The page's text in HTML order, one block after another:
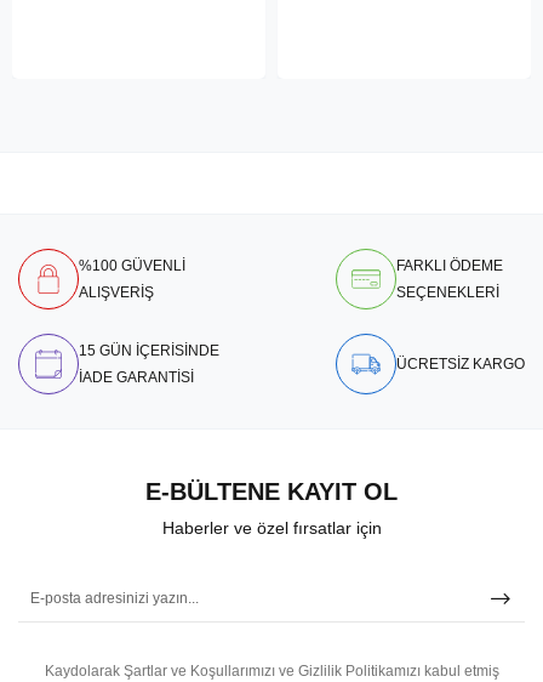
%100 GÜVENLİ
ALIŞVERİŞ
FARKLI ÖDEME
SEÇENEKLERİ
15 GÜN İÇERİSİNDE
İADE GARANTİSİ
ÜCRETSİZ KARGO
E-BÜLTENE KAYIT OL
Haberler ve özel fırsatlar için
Kaydolarak Şartlar ve Koşullarımızı ve Gizlilik Politikamızı kabul etmiş